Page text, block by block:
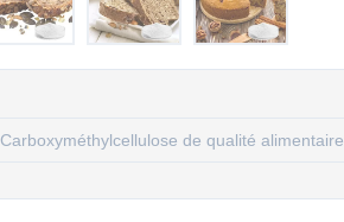
Carboxyméthylcellulose de qualité alimentaire